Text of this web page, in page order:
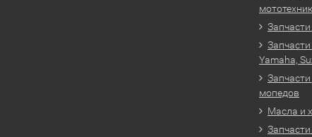
Yamaha,
мопедов
Масла и